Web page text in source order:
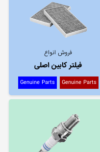
فروش انواع
فیلتر کابین اصلی
Genuine Parts
Genuine Parts